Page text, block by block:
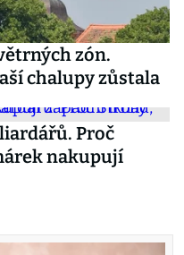
zón.
chalupy zůstala
Proč
nakupují